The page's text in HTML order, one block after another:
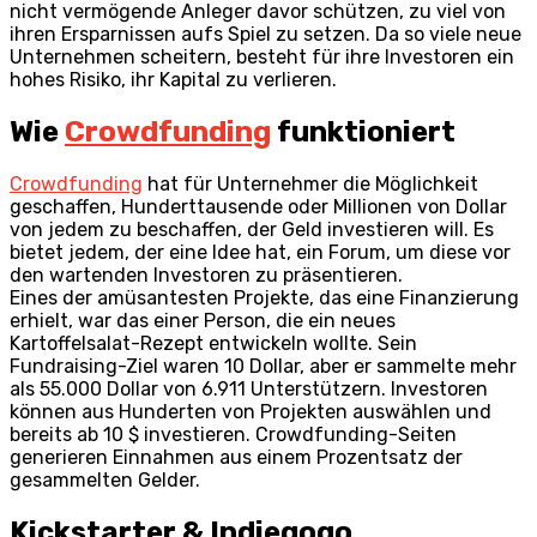
nicht vermögende Anleger davor schützen, zu viel von
ihren Ersparnissen aufs Spiel zu setzen. Da so viele neue
Unternehmen scheitern, besteht für ihre Investoren ein
hohes Risiko, ihr Kapital zu verlieren.
Wie Crowdfunding funktioniert
Crowdfunding hat für Unternehmer die Möglichkeit
geschaffen, Hunderttausende oder Millionen von Dollar
von jedem zu beschaffen, der Geld investieren will. Es
bietet jedem, der eine Idee hat, ein Forum, um diese vor
den wartenden Investoren zu präsentieren.
Eines der amüsantesten Projekte, das eine Finanzierung
erhielt, war das einer Person, die ein neues
Kartoffelsalat-Rezept entwickeln wollte. Sein
Fundraising-Ziel waren 10 Dollar, aber er sammelte mehr
als 55.000 Dollar von 6.911 Unterstützern. Investoren
können aus Hunderten von Projekten auswählen und
bereits ab 10 $ investieren. Crowdfunding-Seiten
generieren Einnahmen aus einem Prozentsatz der
gesammelten Gelder.